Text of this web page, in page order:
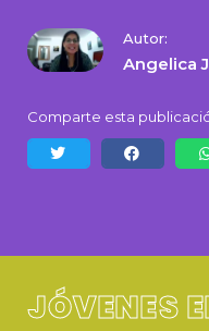
Autor:
Angelica
Comparte esta
JÓVENES